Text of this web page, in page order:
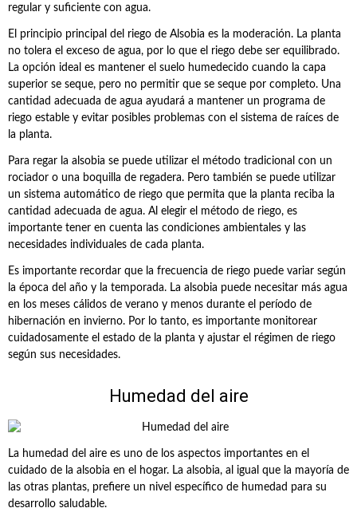
regular y suficiente con agua.
El principio principal del riego de Alsobia es la moderación. La planta
no tolera el exceso de agua, por lo que el riego debe ser equilibrado.
La opción ideal es mantener el suelo humedecido cuando la capa
superior se seque, pero no permitir que se seque por completo. Una
cantidad adecuada de agua ayudará a mantener un programa de
riego estable y evitar posibles problemas con el sistema de raíces de
la planta.
Para regar la alsobia se puede utilizar el método tradicional con un
rociador o una boquilla de regadera. Pero también se puede utilizar
un sistema automático de riego que permita que la planta reciba la
cantidad adecuada de agua. Al elegir el método de riego, es
importante tener en cuenta las condiciones ambientales y las
necesidades individuales de cada planta.
Es importante recordar que la frecuencia de riego puede variar según
la época del año y la temporada. La alsobia puede necesitar más agua
en los meses cálidos de verano y menos durante el período de
hibernación en invierno. Por lo tanto, es importante monitorear
cuidadosamente el estado de la planta y ajustar el régimen de riego
según sus necesidades.
Humedad del aire
La humedad del aire es uno de los aspectos importantes en el
cuidado de la alsobia en el hogar. La alsobia, al igual que la mayoría de
las otras plantas, prefiere un nivel específico de humedad para su
desarrollo saludable.